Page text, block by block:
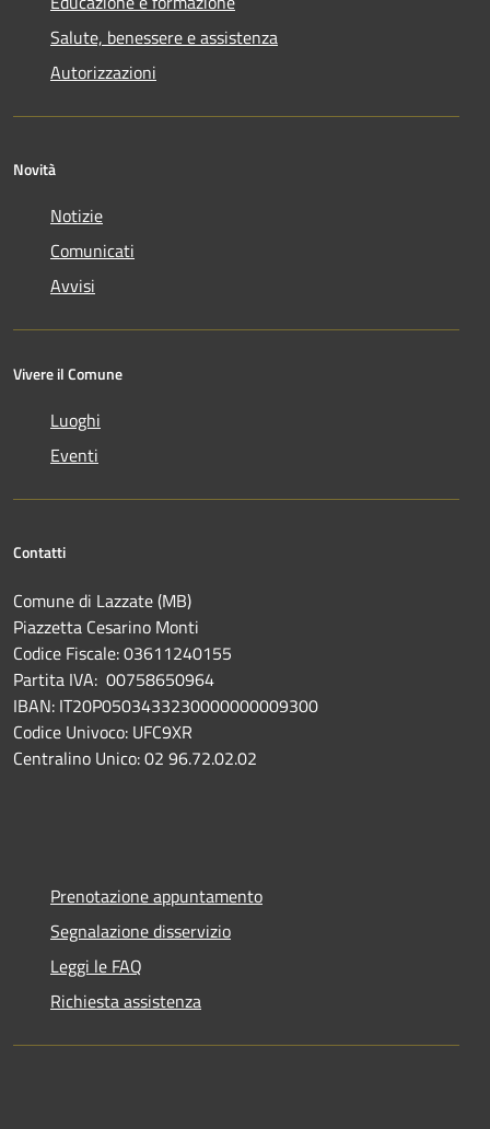
Salute, benessere e assistenza
Autorizzazioni
Novità
Notizie
Comunicati
Avvisi
Vivere il Comune
Luoghi
Eventi
Contatti
Comune di Lazzate (MB)
Piazzetta Cesarino Monti
Codice Fiscale: 03611240155
Partita IVA: 00758650964
IBAN: IT20P0503433230000000009300
Codice Univoco: UFC9XR
Centralino Unico: 02 96.72.02.02
Prenotazione appuntamento
Segnalazione disservizio
Leggi le FAQ
Richiesta assistenza